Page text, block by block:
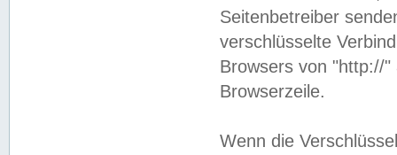
Seitenbetreiber
verschlüsselte
Browsers von "http://
Browserzeile.
Wenn die